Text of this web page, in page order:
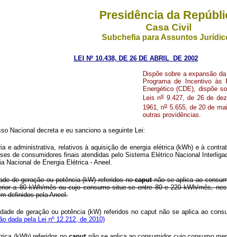
Presidência da
Casa Civil
Subchefia para Assuntos
LEI Nº 10.438, DE 26 DE ABRIL DE 2002
Dispõe sobre a expansão
Programa de Incentivo às
Energético (CDE), dispõe
Leis no9.427, de 26 de
1961, no5.655, de 20 de
outras providências.
Nacional decreta e eu sanciono a seguinte Lei:
e administrativa, relativos à aquisição de energia elétrica (kWh) e à
de consumidores finais atendidas pelo Sistema Elétrico Nacional
Nacional de Energia Elétrica - Aneel.
de geração ou potência (kW) referidos nocaputnão se aplica ao
a 80 kWh/mês ou cujo consumo situe-se entre 80 e 220 kWh/mês,
definidos pela Aneel.
de geração ou potência (kW) referidos nocaput não se aplica ao
dada pela Lei nº 12.212, de 2010)